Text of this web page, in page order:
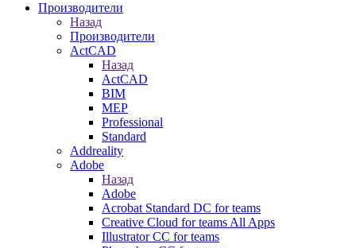
Производители
Назад
Производители
ActCAD
Назад
ActCAD
BIM
MEP
Professional
Standard
Addreality
Adobe
Назад
Adobe
Acrobat Standard DC for teams
Creative Cloud for teams All Apps
Illustrator CC for teams